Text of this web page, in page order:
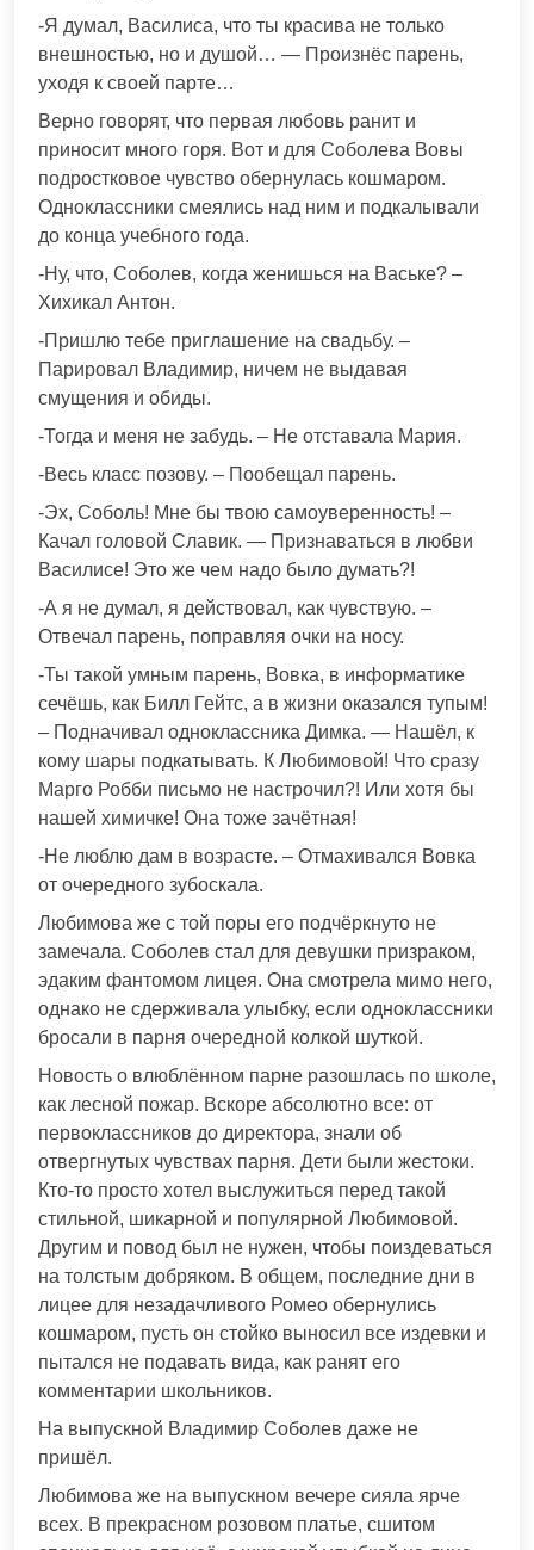
-Я думал, Василиса, что ты красива не только
внешностью, но и душой… — Произнёс парень,
уходя к своей парте…
Верно говорят, что первая любовь ранит и
приносит много горя. Вот и для Соболева Вовы
подростковое чувство обернулась кошмаром.
Одноклассники смеялись над ним и подкалывали
до конца учебного года.
-Ну, что, Соболев, когда женишься на Ваське? –
Хихикал Антон.
-Пришлю тебе приглашение на свадьбу. –
Парировал Владимир, ничем не выдавая
смущения и обиды.
-Тогда и меня не забудь. – Не отставала Мария.
-Весь класс позову. – Пообещал парень.
-Эх, Соболь! Мне бы твою самоуверенность! –
Качал головой Славик. — Признаваться в любви
Василисе! Это же чем надо было думать?!
-А я не думал, я действовал, как чувствую. –
Отвечал парень, поправляя очки на носу.
-Ты такой умным парень, Вовка, в информатике
сечёшь, как Билл Гейтс, а в жизни оказался тупым!
– Подначивал одноклассника Димка. — Нашёл, к
кому шары подкатывать. К Любимовой! Что сразу
Марго Робби письмо не настрочил?! Или хотя бы
нашей химичке! Она тоже зачётная!
-Не люблю дам в возрасте. – Отмахивался Вовка
от очередного зубоскала.
Любимова же с той поры его подчёркнуто не
замечала. Соболев стал для девушки призраком,
эдаким фантомом лицея. Она смотрела мимо него,
однако не сдерживала улыбку, если одноклассники
бросали в парня очередной колкой шуткой.
Новость о влюблённом парне разошлась по школе,
как лесной пожар. Вскоре абсолютно все: от
первоклассников до директора, знали об
отвергнутых чувствах парня. Дети были жестоки.
Кто-то просто хотел выслужиться перед такой
стильной, шикарной и популярной Любимовой.
Другим и повод был не нужен, чтобы поиздеваться
на толстым добряком. В общем, последние дни в
лицее для незадачливого Ромео обернулись
кошмаром, пусть он стойко выносил все издевки и
пытался не подавать вида, как ранят его
комментарии школьников.
На выпускной Владимир Соболев даже не
пришёл.
Любимова же на выпускном вечере сияла ярче
всех. В прекрасном розовом платье, сшитом